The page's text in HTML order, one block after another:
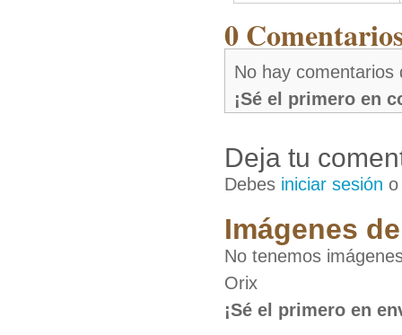
0
No hay comentarios
¡Sé el primero en
Deja tu
Debes iniciar sesión
Imágenes
No tenemos
Orix
¡Sé el primero en